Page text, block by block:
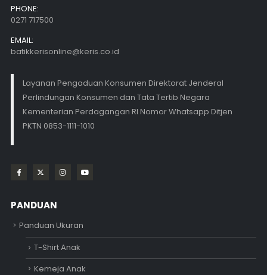
PHONE:
0271 717500
EMAIL:
batikkerisonline@keris.co.id
Layanan Pengaduan Konsumen Direktorat Jenderal
Perlindungan Konsumen dan Tata Tertib Negara
Kementerian Perdagangan RI Nomor Whatsapp Ditjen
PKTN 0853-1111-1010
PANDUAN
Panduan Ukuran
T-Shirt Anak
Kemeja Anak